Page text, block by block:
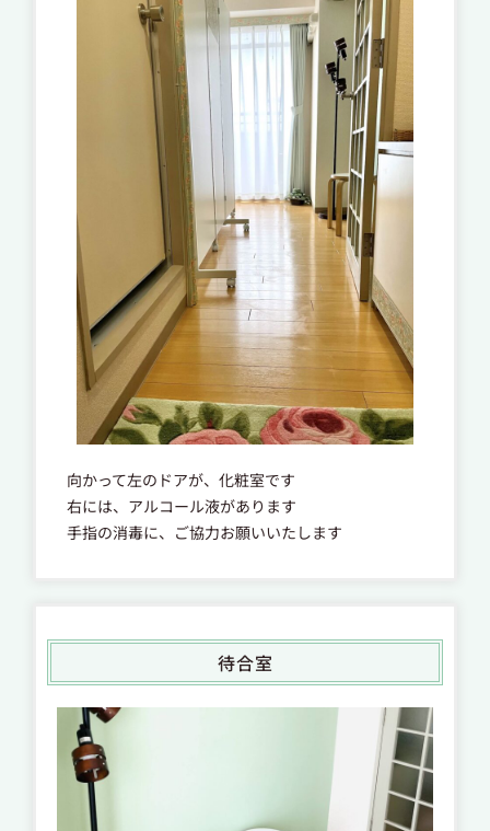
向かって左のドアが、化粧室です
右には、アルコール液があります
手指の消毒に、ご協力お願いいたします
待合室